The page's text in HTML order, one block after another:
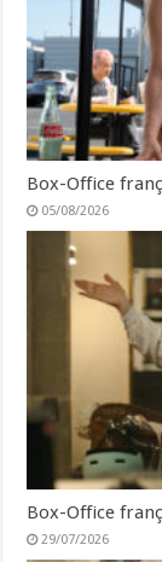
Box-Office
05/08/2026
Box-Office
29/07/2026